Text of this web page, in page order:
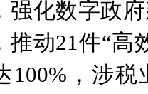
强化数字政
推动21件“高
100%，涉